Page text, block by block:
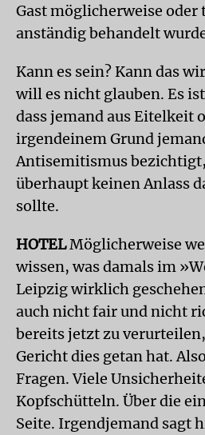
Gast möglicherweise
anständig behandelt
Kann es sein? Kann das
will es nicht glauben. Es
dass jemand aus Eitelkeit
irgendeinem Grund
Antisemitismus
überhaupt keinen Anlass
sollte.
HOTELMöglicherweise
wissen, was damals im
Leipzig wirklich
auch nicht fair und nicht
bereits jetzt zu
Gericht dies getan hat.
Fragen. Viele
Kopfschütteln. Über die
Seite. Irgendjemand sagt